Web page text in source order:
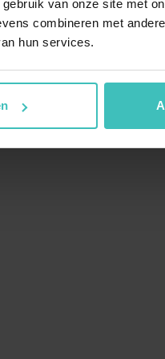
van onze site met
combineren met
hun services.
Goes
Heemskerk